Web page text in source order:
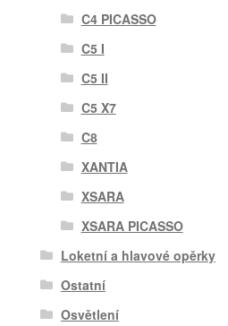
C4 PICASSO
C5 I
C5 II
C5 X7
C8
XANTIA
XSARA
XSARA PICASSO
Loketní a hlavové opěrky
Ostatní
Osvětlení